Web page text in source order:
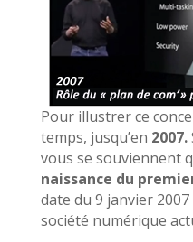
Pour illustrer ce
temps, jusqu’en 2007.
vous se souviennent
naissance du
date du 9 janvier
société numérique